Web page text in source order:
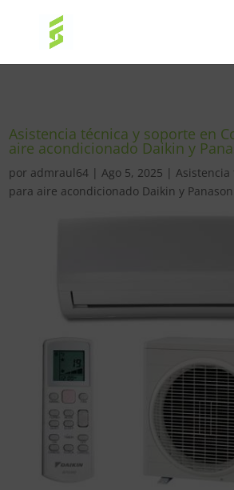
Asistencia técnica y soporte en
aire acondicionado Daikin y
por admraul64 |Ago 5, 2025 |Asistencia
para aire acondicionado Daikin y